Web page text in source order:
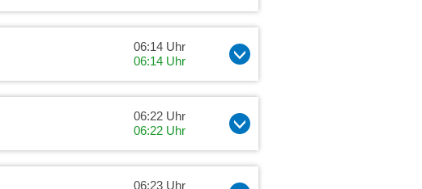
06:14 Uhr
06:14 Uhr
06:22 Uhr
06:22 Uhr
06:23 Uhr